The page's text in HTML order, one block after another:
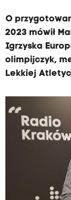
O
2023 mówił
Igrzyska
olimpijczyk,
Lekkiej